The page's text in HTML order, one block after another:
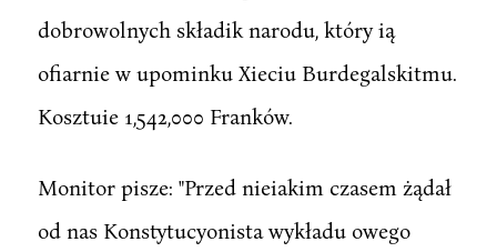
dobrowolnych składik narodu, który ią
ofiarnie w upominku Xieciu Burdegalskitmu.
Kosztuie 1,542,000 Franków.
Monitor pisze: "Przed nieiakim czasem żądał
od nas Konstytucyonista wykładu owego